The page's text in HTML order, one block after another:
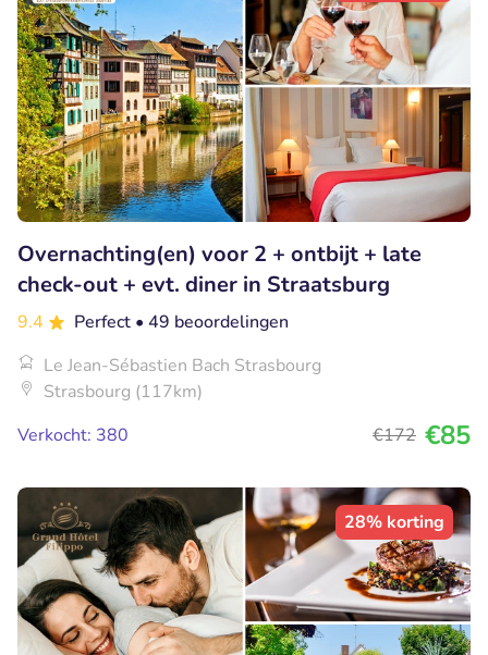
Overnachting(en) voor 2 + ontbijt + late
check-out + evt. diner in Straatsburg
9.4 Perfect • 49 beoordelingen
Le Jean-Sébastien Bach Strasbourg
Strasbourg (117km)
Verkocht: 380
€172 €85
28% korting